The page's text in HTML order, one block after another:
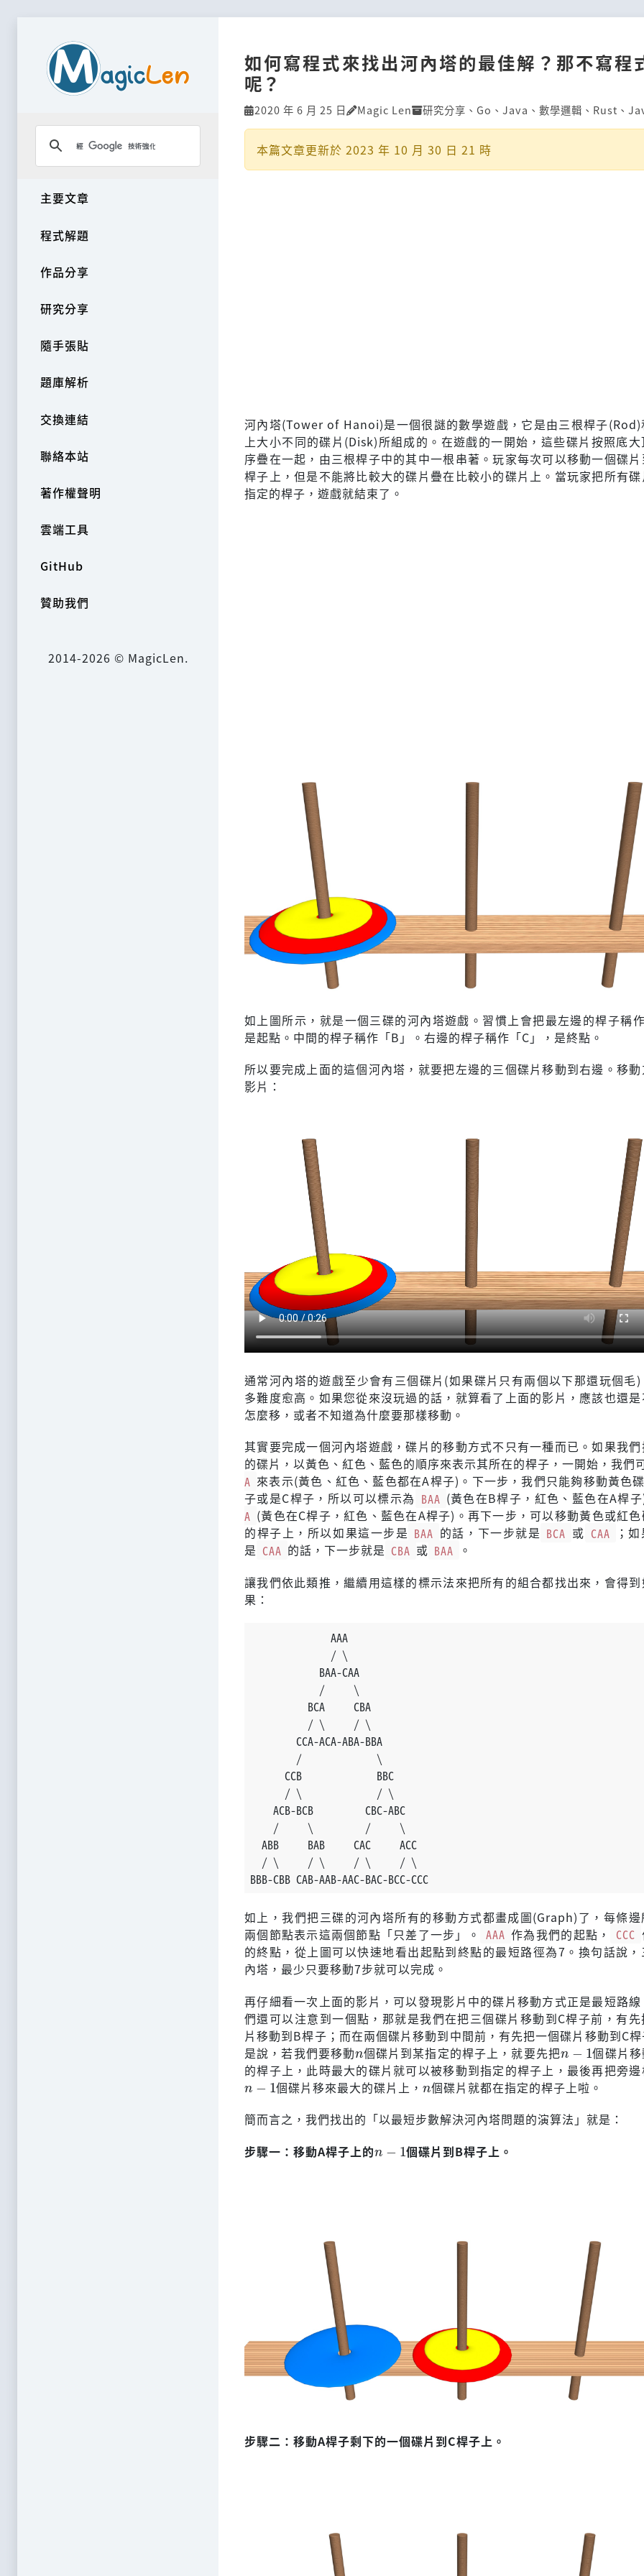
主要文章
程式解題
作品分享
研究分享
隨手張貼
題庫解析
交換連結
聯絡本站
著作權聲明
雲端工具
GitHub
贊助我們
2014-2026 © MagicLen.
如何寫程式來找出河內塔的最佳解？那不寫程
呢？
2020 年 6 月 25 日 Magic Len 研究分享 、 Go 、 Java 、 數學邏輯 、 Rust 、
本篇文章更新於 2023 年 10 月 30 日 21 時
河內塔(Tower of Hanoi)是一個很謎的數學遊戲，它是由三根桿子(Rod)
上大小不同的碟片(Disk)所組成的。在遊戲的一開始，這些碟片按照底
序疊在一起，由三根桿子中的其中一根串著。玩家每次可以移動一個碟片
桿子上，但是不能將比較大的碟片疊在比較小的碟片上。當玩家把所有碟
指定的桿子，遊戲就結束了。
如上圖所示，就是一個三碟的河內塔遊戲。習慣上會把最左邊的桿子稱
是起點。中間的桿子稱作「B」。右邊的桿子稱作「C」，是終點。
所以要完成上面的這個河內塔，就要把左邊的三個碟片移動到右邊。移動
影片：
通常河內塔的遊戲至少會有三個碟片(如果碟片只有兩個以下那還玩個毛
多難度愈高。如果您從來沒玩過的話，就算看了上面的影片，應該也還是
怎麼移，或者不知道為什麼要那樣移動。
其實要完成一個河內塔遊戲，碟片的移動方式不只有一種而已。如果我們
的碟片，以黃色、紅色、藍色的順序來表示其所在的桿子，一開始，我們
A 來表示(黃色、紅色、藍色都在A桿子)。下一步，我們只能夠移動黃色
子或是C桿子，所以可以標示為 BAA (黃色在B桿子，紅色、藍色在A桿
A (黃色在C桿子，紅色、藍色在A桿子)。再下一步，可以移動黃色或紅色
的桿子上，所以如果這一步是 BAA 的話，下一步就是 BCA 或 CAA
；
是 CAA 的話，下一步就是 CBA 或 BAA 。
讓我們依此類推，繼續用這樣的標示法來把所有的組合都找出來，會得
果：
              AAA
              / \
            BAA-CAA
            /     \
          BCA     CBA
          / \     / \
        CCA-ACA-ABA-BBA
        /             \
      CCB             BBC
      / \             / \
    ACB-BCB         CBC-ABC
    /     \         /     \
  ABB     BAB     CAC     ACC
  / \     / \     / \     / \
BBB-CBB CAB-AAB-AAC-BAC-BCC-CCC
如上，我們把三碟的河內塔所有的移動方式都畫成圖(Graph)了，每條邊
兩個節點表示這兩個節點「只差了一步」。 AAA 作為我們的起點， CCC
的終點，從上圖可以快速地看出起點到終點的最短路徑為7。換句話說，
內塔，最少只要移動7步就可以完成。
再仔細看一次上面的影片，可以發現影片中的碟片移動方式正是最短路
們還可以注意到一個點，那就是我們在把三個碟片移動到C桿子前，有
片移動到B桿子；而在兩個碟片移動到中間前，有先把一個碟片移動到C
是說，若我們要移動n個碟片到某指定的桿子上，就要先把n−1 個碟片
的桿子上，此時最大的碟片就可以被移動到指定的桿子上，最後再把旁邊
n−1 個碟片移來最大的碟片上，n個碟片就都在指定的桿子上啦。
簡而言之，我們找出的「以最短步數解決河內塔問題的演算法」就是：
步驟一：移動A桿子上的
個碟片到B桿子上。
步驟二：移動A桿子剩下的一個碟片到C桿子上。